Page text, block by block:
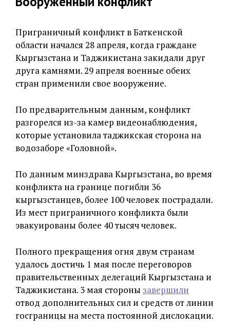
Приграничный конфликт в Баткенской
области начался 28 апреля, когда граждане
Кыргызстана и Таджикистана закидали друг
друга камнями. 29 апреля военные обеих
стран применили свое вооружение.
По предварительным данным, конфликт
разгорелся из-за камер видеонаблюдения,
которые установила таджикская сторона на
водозаборе «Головной».
По данным минздрава Кыргызстана, во время
конфликта на границе погибли 36
кыргызстанцев, более 100 человек пострадали.
Из мест приграничного конфликта были
эвакуированы более 40 тысяч человек.
Полного прекращения огня двум странам
удалось достичь 1 мая после переговоров
правительственных делегаций Кыргызстана и
Таджикистана. 3 мая стороны завершили
отвод дополнительных сил и средств от линии
госграницы на места постоянной дислокации.